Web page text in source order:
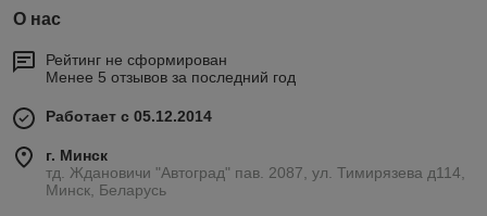
О нас
Рейтинг не сформирован
Менее 5 отзывов за последний год
Работает с 05.12.2014
г. Минск
тд. Ждановичи "Автоград" пав. 2087, ул. Тимирязева д114,
Минск, Беларусь